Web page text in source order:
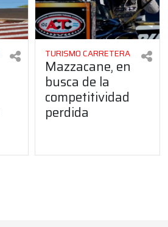
TURISMO CARRETERA
Mazzacane, en
busca de la
competitividad
perdida